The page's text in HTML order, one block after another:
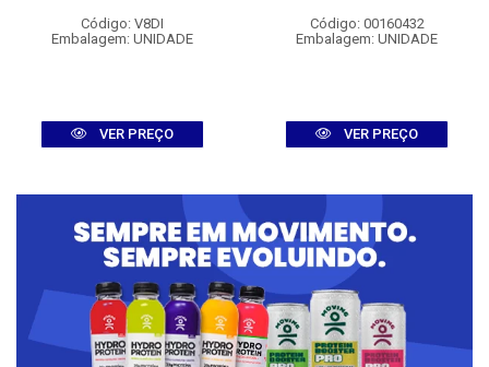
Código: V8DI
Embalagem: UNIDADE
VER PREÇO
Código: 00160432
Embalagem: UNIDADE
VER PREÇO